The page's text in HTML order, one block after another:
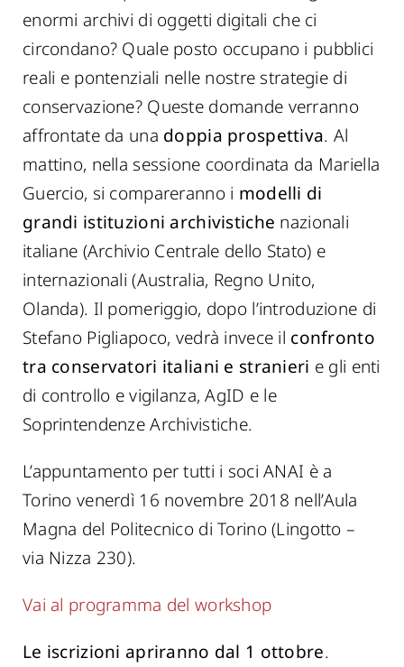
enormi archivi di oggetti digitali che ci
circondano? Quale posto occupano i pubblici
reali e pontenziali nelle nostre strategie di
conservazione? Queste domande verranno
affrontate da una doppia prospettiva. Al
mattino, nella sessione coordinata da Mariella
Guercio, si compareranno i modelli di
grandi istituzioni archivistiche nazionali
italiane (Archivio Centrale dello Stato) e
internazionali (Australia, Regno Unito,
Olanda). Il pomeriggio, dopo l’introduzione di
Stefano Pigliapoco, vedrà invece il confronto
tra conservatori italiani e stranieri e gli enti
di controllo e vigilanza, AgID e le
Soprintendenze Archivistiche.
L’appuntamento per tutti i soci ANAI è a
Torino venerdì 16 novembre 2018 nell’Aula
Magna del Politecnico di Torino (Lingotto –
via Nizza 230).
Vai al programma del workshop
Le iscrizioni apriranno dal 1 ottobre.